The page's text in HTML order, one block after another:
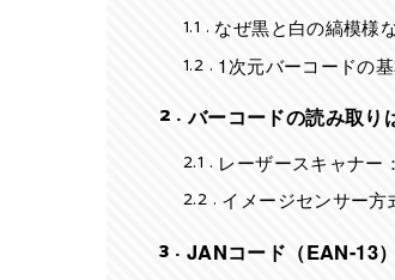
1.1
なぜ黒と白の縞模様
1.2 1次元バーコードの
2
バーコードの読み取り
2.1
レーザースキャナー
2.2 イメージセンサー方
3
JANコード（EAN-13